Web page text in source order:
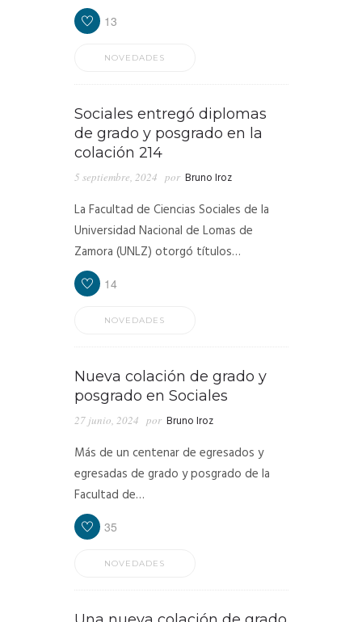
13
NOVEDADES
Sociales entregó diplomas
de grado y posgrado en la
colación 214
5 septiembre, 2024 por Bruno Iroz
La Facultad de Ciencias Sociales de la
Universidad Nacional de Lomas de
Zamora (UNLZ) otorgó títulos…
14
NOVEDADES
Nueva colación de grado y
posgrado en Sociales
27 junio, 2024 por Bruno Iroz
Más de un centenar de egresados y
egresadas de grado y posgrado de la
Facultad de…
35
NOVEDADES